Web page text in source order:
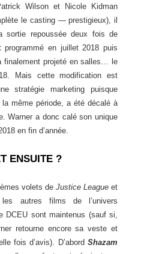
Wilson et Nicole Kidman
le casting — prestigieux), il
sortie repoussée deux fois de
programmé en juillet 2018 puis
finalement projeté en salles… le
Mais cette modification est
stratégie marketing puisque
la même période, a été décalé à
Warner a donc calé son unique
en fin d’année.
ENSUITE ?
volets de Justice League et
autres films de l’univers
DCEU sont maintenus (sauf si,
retourne encore sa veste et
fois d’avis). D’abord Shazam